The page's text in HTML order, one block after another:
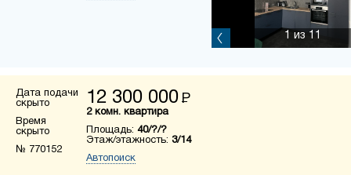
1 из 11
Дата подачи
скрыто
Время
скрыто
№ 770152
12 300 000 Р
2 комн. квартира
Площадь: 40/?/?
Этаж/этажность: 3/14
Автопоиск